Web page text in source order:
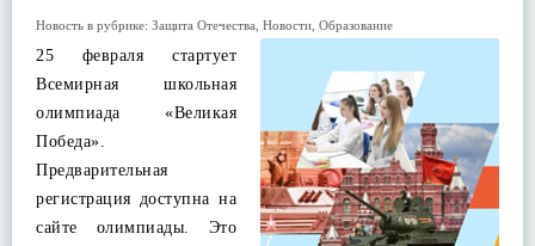
Новость в рубрике: Защита Отечества Новости Образование
25 февраля стартует
Всемирная школьная
олимпиада «Великая
Победа».
Предварительная
регистрация доступна на
сайте олимпиады. Это